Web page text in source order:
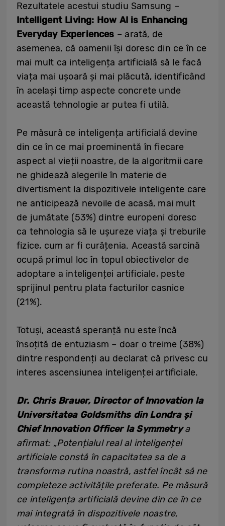
Rezultatele acestui studiu Samsung –
Intelligent Living: How AI is Enhancing
Everyday Experiences – arată, de
asemenea, că oamenii își doresc din ce în ce
mai mult ca inteligența artificială să le facă
viața mai ușoară și mai plăcută, identificând
în același timp aspecte concrete unde
această tehnologie ar putea fi utilă.
Pe măsură ce inteligența artificială devine
din ce în ce mai proeminentă în fiecare
aspect al vieții noastre, de la algoritmii care
ne ghidează alegerile în materie de
divertisment la dispozitivele inteligente care
ne anticipează nevoile de acasă, mai mult
de jumătate (53%) dintre europeni doresc
ca tehnologia să le ușureze viața și treburile
fizice, cum ar fi curățenia. Această sarcină
ocupă primul loc în topul obiectivelor de
adoptare a inteligenței artificiale, peste
sprijinul pentru plata facturilor casnice
(21%).
Totuși, această speranță nu este încă
însoțită de entuziasm – doar o treime (38%)
dintre respondenți au declarat că privesc cu
interes ascensiunea inteligenței artificiale.
Dr. Chris Brauer, Director of Innovation la
Universitatea Goldsmiths din Londra și
Chief Innovation Officer la Symmetrya
afirmat: „Potențialul real al inteligenței
artificiale constă în capacitatea sa de a
transforma rutina noastră, astfel încât să ne
completeze activitățile preferate. Pe măsură
ce inteligența artificială devine din ce în ce
mai integrată în dispozitivele noastre,